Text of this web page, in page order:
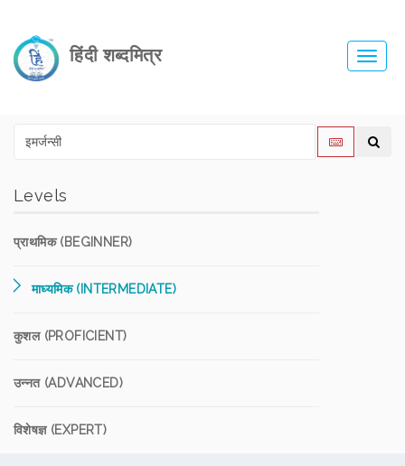
हिंदी शब्दमित्र
Levels
प्राथमिक (BEGINNER)
माध्यमिक (INTERMEDIATE)
कुशल (PROFICIENT)
उन्नत (ADVANCED)
विशेषज्ञ (EXPERT)